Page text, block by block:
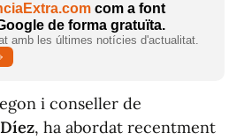
com a font
de forma gratuïta.
amb les últimes notícies d'actualitat.
i conseller de
, ha abordat recentment